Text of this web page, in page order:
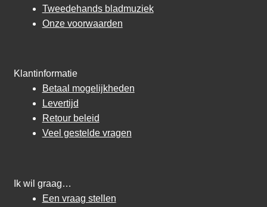
Tweedehands bladmuziek
Onze voorwaarden
Klantinformatie
Betaal mogelijkheden
Levertijd
Retour beleid
Veel gestelde vragen
Ik wil graag…
Een vraag stellen